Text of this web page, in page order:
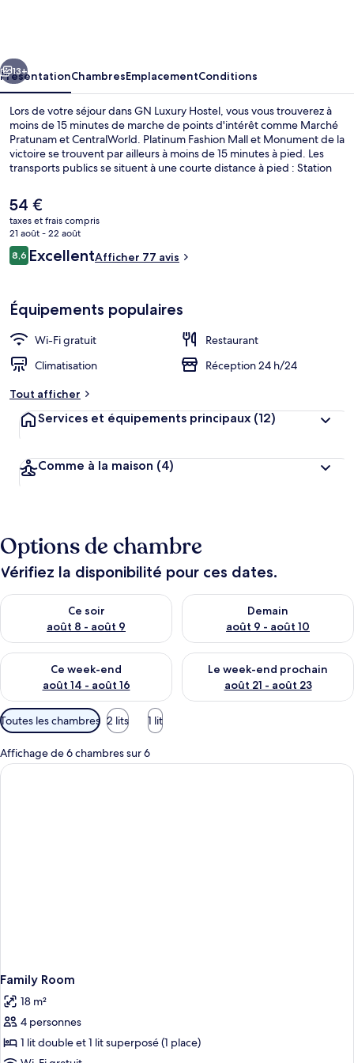
Suivant
13+
PrésentationChambresEmplacementConditions
Lors de votre séjour dans GN Luxury Hostel, vous vous trouverez à
moins de 15 minutes de marche de points d'intérêt comme Marché
Pratunam et CentralWorld. Platinum Fashion Mall et Monument de la
victoire se trouvent par ailleurs à moins de 15 minutes à pied. Les
transports publics se situent à une courte distance à pied : Station
Victory Monument, à 12 min.
Le
prix
actuel
est
de
54 €
taxes et frais compris
21 août - 22 août
Avis
voyageurs
8,68,6 sur 10
ExcellentAfficher 77 avis
Équipements populaires
Wi-Fi gratuit
Restaurant
Climatisation
Réception 24 h/24
Tout afficher
Services et équipements principaux (12)
Comme à la maison (4)
Options de chambre
Vérifiez la disponibilité pour ces dates.
Ce soir
août 8 - août 9
Vérifier la disponibilité pour ce soir août 8 - août 9
Demain
août 9 - août 10
Vérifier la disponibilité pour
Ce week-end
août 14 - août 16
Vérifier la disponibilité pour ce week-end août 14 - août 16
Le week-end prochain
août 21 - août 23
Vérifier la disponibilité pour
Filtres
disponibles
pour
les
Toutes les chambres 2 lits 1 lit
Affichage de 6 chambres sur 6
Family Room
18 m²
4 personnes
1 lit double et 1 lit superposé (1 place)